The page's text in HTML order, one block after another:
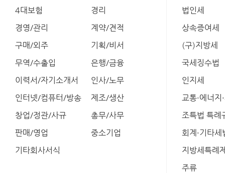
4대보험
경리
경영/관리
계약/견적
구매/외주
기획/비서
무역/수출입
은행/금융
이력서/자기소개서
인사/노무
인터넷/컴퓨터/방송
제조/생산
창업/정관/사규
총무/사무
판매/영업
중소기업
기타회사서식
법인세
상속증여세
(구)지방세
국세징수법
인지세
교통·에너지
조특법 특례
회계·기타세
지방세특례
주류